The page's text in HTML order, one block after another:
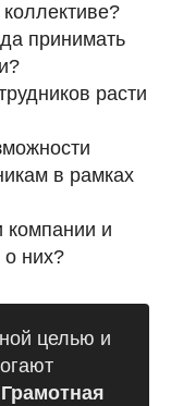
принимать
расти
в рамках
компании и
них?
целью и
Грамотная